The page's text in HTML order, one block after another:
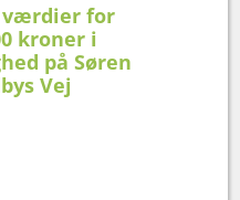
værdier for
kroner i
på Søren
Vej